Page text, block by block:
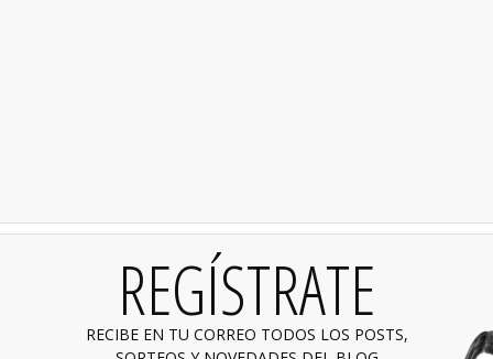
REGÍSTRATE
RECIBE EN TU CORREO TODOS LOS POSTS,